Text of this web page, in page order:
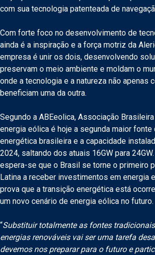
com sua tecnologia patenteada de
Com forte foco no desenvolvimento de
ainda é a inspiração e a força motriz da
empresa é unir os dois, desenvolvendo
preservam o meio ambiente e moldam o
onde a tecnologia e a natureza não apenas
beneficiam uma da outra.
Segundo a ABEeolica, Associação
energia eólica é hoje a segunda maior fonte
energética brasileira e a capacidade
2024, saltando dos atuais 16GW para
espera-se que o Brasil se torne o primeiro
Latina a receber investimentos em energia
prova que a transição energética está
um novo cenário de energia eólica no futuro.
“Substituir totalmente as fontes
energias renováveis ​​vai ser uma tarefa
devemos nos preparar para o futuro e